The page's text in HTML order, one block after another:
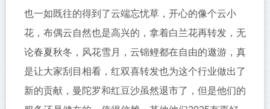
也一如既往的得到了云端忘忧草，开心的像个云小
花，布偶云自然也是高兴的，拿着白兰花再转发，无
论春夏秋冬，风花雪月，云锦鲤都在自由的遨游，真
是让大家刮目相看，红双喜转发也为这个行业做出了
新的贡献，曼陀罗和红豆沙虽然退市了，但是他们的